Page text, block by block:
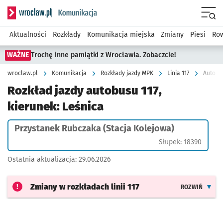
Serwis informacyjny wroclaw.pl podserwis: Komunikacja
Aktualności Rozkłady Komunikacja miejska Zmiany Piesi
WAŻNE Trochę inne pamiątki z Wrocławia. Zobaczcie!
wroclaw.pl Komunikacja Rozkłady jazdy MPK Linia 117
Rozkład jazdy autobusu 117,
kierunek: Leśnica
Przystanek Rubczaka (Stacja Kolejowa)
Słupek: 18390
Ostatnia aktualizacja: 29.06.2026
Zmiany w rozkładach linii 117 ROZWIŃ